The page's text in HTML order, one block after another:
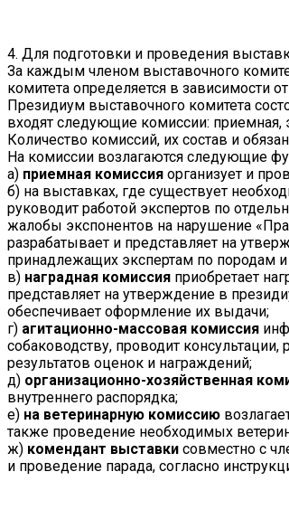
4. Для подготовки и проведения
За каждым членом выставочного
комитета определяется в
Президиум выставочного комитета
входят следующие комиссии: приемная,
Количество комиссий, их состав и
На комиссии возлагаются следующие
а) приемная комиссия организует и
б) на выставках, где существует
руководит работой экспертов по
жалобы экспонентов на нарушение
разрабатывает и представляет на
принадлежащих экспертам по породам и
в) наградная комиссия приобретает
представляет на утверждение в
обеспечивает оформление их выдачи;
г) агитационно-массовая комиссия
собаководству, проводит
результатов оценок и награждений;
д) организационно-хозяйственная
внутреннего распорядка;
е) на ветеринарную комиссию
также проведение необходимых
ж) комендант выставки совместно с
и проведение парада, согласно